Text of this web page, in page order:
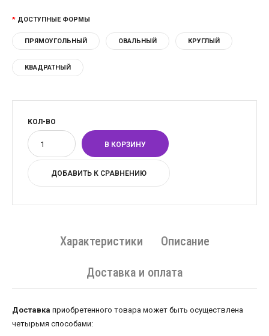
ДОСТУПНЫЕ ФОРМЫ
ПРЯМОУГОЛЬНЫЙ ОВАЛЬНЫЙ КРУГЛЫЙ
КВАДРАТНЫЙ
КОЛ-ВО
ДОБАВИТЬ К СРАВНЕНИЮ
Характеристики Описание
Доставка и оплата
Доставка приобретенного товара может быть осуществлена ​​
четырьмя способами: